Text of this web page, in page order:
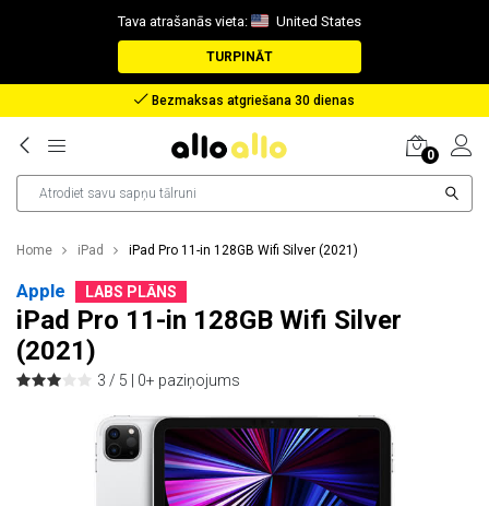
Tava atrašanās vieta: United States
TURPINĀT
Bezmaksas atgriešana 30 dienas
0
Home iPad iPad Pro 11-in 128GB Wifi Silver (2021)
Apple LABS PLĀNS
iPad Pro 11-in 128GB Wifi Silver
(2021)
3 / 5 | 0+ paziņojums